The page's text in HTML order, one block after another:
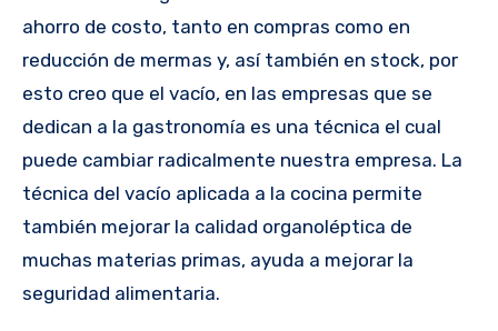
ahorro de costo, tanto en compras como en
reducción de mermas y, así también en stock, por
esto creo que el vacío, en las empresas que se
dedican a la gastronomía es una técnica el cual
puede cambiar radicalmente nuestra empresa. La
técnica del vacío aplicada a la cocina permite
también mejorar la calidad organoléptica de
muchas materias primas, ayuda a mejorar la
seguridad alimentaria.